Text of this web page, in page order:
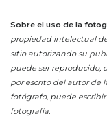
Sobre el uso de la
propiedad intelectual
sitio autorizando su
puede ser reproducido,
por escrito del autor de
fotógrafo, puede escribir
fotografía.